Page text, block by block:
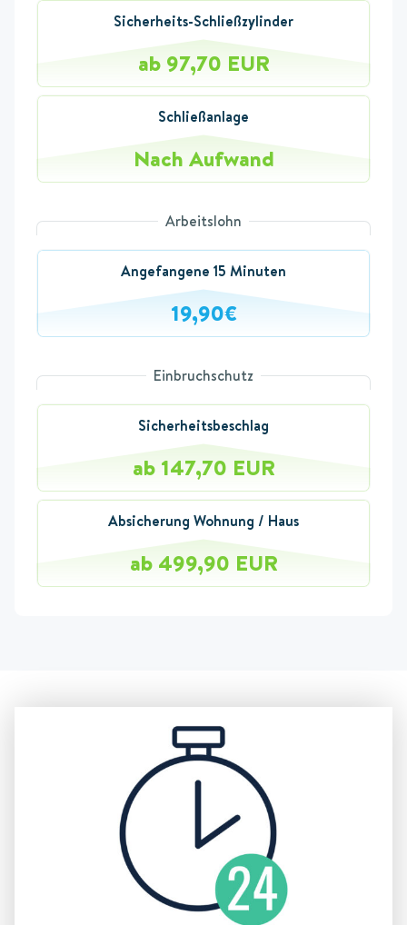
Sicherheits-Schließzylinder
ab 97,70 EUR
Schließanlage
Nach Aufwand
Arbeitslohn
Angefangene 15 Minuten
19,90€
Einbruchschutz
Sicherheitsbeschlag
ab 147,70 EUR
Absicherung Wohnung / Haus
ab 499,90 EUR